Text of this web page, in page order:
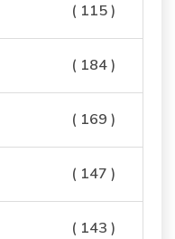
( 115 )
( 184 )
( 169 )
( 147 )
( 143 )